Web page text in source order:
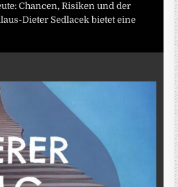
Chancen, Risiken und der
Dieter Sedlacek bietet eine